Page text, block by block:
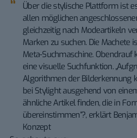
Über die stylische Plattform ist
allen möglichen
gleichzeitig nach Modeartikeln
Marken zu suchen. Die Machete
Meta-Suchmaschine.
eine visuelle Suchfunktion.
Algorithmen der Bilderkennung
bei Stylight ausgehend von
ähnliche Artikel finden, die in
übereinstimmen“?, erklärt
Konzept